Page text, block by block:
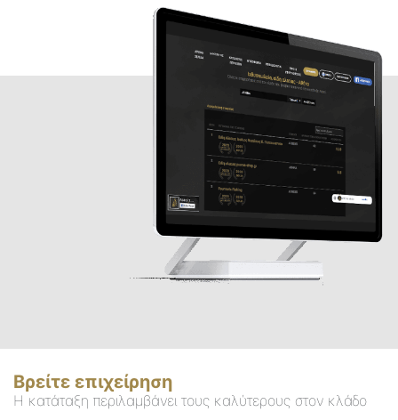
Βρείτε επιχείρηση
Η κατάταξη περιλαμβάνει τους καλύτερους στον κλάδο